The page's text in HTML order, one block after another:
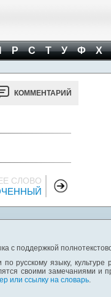
Р С Т У Ф Х
КОММЕНТАРИЙ
СЛОВО
с поддержкой
русскому языку,
своими замечаниями и
или ссылку на словарь.